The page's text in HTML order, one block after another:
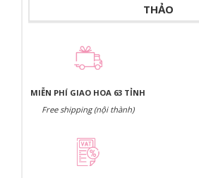
THẢO
MIỄN PHÍ GIAO HOA 63 TỈNH
Free shipping (nội thành)